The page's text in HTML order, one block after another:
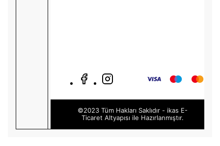
©2023 Tüm Hakları Saklıdır - ikas E-
Ticaret Altyapısı ile Hazırlanmıştır.